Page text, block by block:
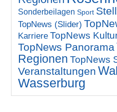
Sonderbeilagen Sport
TopNews (Slider)
Karriere TopNews
TopNews Panorama
Regionen TopNews
Veranstaltungen
Wasserburg